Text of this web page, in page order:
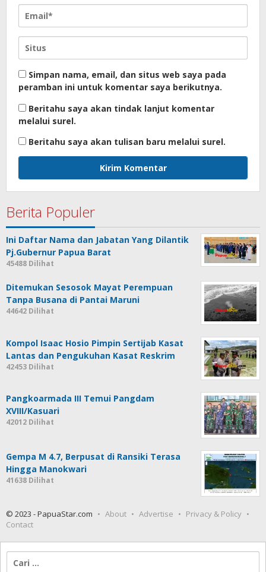
Simpan nama, email, dan situs web saya pada
peramban ini untuk komentar saya berikutnya.
Beritahu saya akan tindak lanjut komentar
melalui surel.
Beritahu saya akan tulisan baru melalui surel.
Berita Populer
Ini Daftar Nama dan Jabatan Yang Dilantik
Pj.Gubernur Papua Barat
45488 Dilihat
Ditemukan Sesosok Mayat Perempuan
Tanpa Busana di Pantai Maruni
44642 Dilihat
Kompol Isaac Hosio Pimpin Sertijab Kasat
Lantas dan Pengukuhan Kasat Reskrim
42453 Dilihat
Pangkoarmada III Temui Pangdam
XVIII/Kasuari
42012 Dilihat
Gempa M 4.7, Berpusat di Ransiki Terasa
Hingga Manokwari
41638 Dilihat
© 2023 - PapuaStar.com About Advertise
Privacy & Policy
Contact
untuk: